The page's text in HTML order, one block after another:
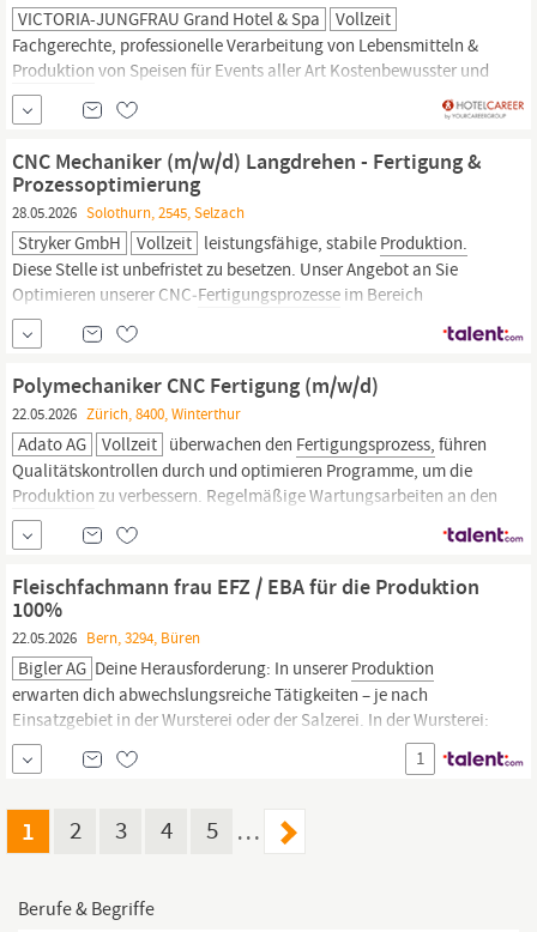
VICTORIA-JUNGFRAU Grand Hotel & Spa
Vollzeit
Fachgerechte, professionelle Verarbeitung von Lebensmitteln &
Produktion von Speisen für Events aller Art Kostenbewusster und
fachgerechter Umgang mit Lebensmitteln über alle Prozesse
(Annahme, Lagerung,
& Entsorgung) Aktive
Unterstützung der Vorgesetzten in der Angebotsplanung
Einbringung...
CNC Mechaniker (m/w/d) Langdrehen - Fertigung &
Prozessoptimierung
28.05.2026 Solothurn, 2545, Selzach
Stryker GmbH Vollzeit leistungsfähige, stabile Produktion.
Diese Stelle ist unbefristet zu besetzen. Unser Angebot an Sie
Optimieren unserer CNC‑Fertigungsprozesse im Bereich
Langdrehen (STAR, TORNOS, Citizen) mit Fokus auf Qualität,
Effizienz und Anlagenverfügbarkeit Erstellen, Bearbeiten und
Schließen von CNC‑Änderungsanträgen sowie die
eigenständige...
Polymechaniker CNC Fertigung (m/w/d)
22.05.2026 Zürich, 8400, Winterthur
Adato AG Vollzeit überwachen den Fertigungsprozess, führen
Qualitätskontrollen durch und optimieren Programme, um die
Produktion zu verbessern. Regelmäßige Wartungsarbeiten an den
Maschinen und die Zusammenarbeit mit Ihrem Team gehören
ebenfalls zu Ihrem Arbeitsalltag. Ihre Arbeit trägt maßgeblich zur
Herstellung hochwertiger Produkte bei.
Fleischfachmann frau EFZ / EBA für die Produktion
100%
22.05.2026 Bern, 3294, Büren
Bigler AG Deine Herausforderung: In unsererProduktion
erwarten dich abwechslungsreiche Tätigkeiten – je nach
Einsatzgebiet in der Wursterei oder der Salzerei. In der Wursterei:
Zusammenstellen von Chargen nach Rezeptur Herstellen von
Wurstmassen und Halbfabrikaten Füllen und Fertigen
Salzerei: Salzen und
1
1 2 3 4 5 …
Berufe & Begriffe